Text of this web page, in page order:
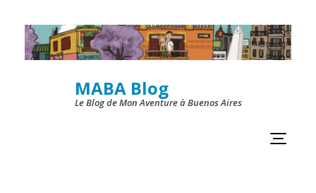
Skip
to
content
MABA Blog
Le Blog de Mon Aventure à Buenos Aires